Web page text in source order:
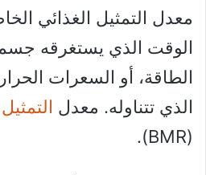
معدل التمثيل الغذائي
الوقت الذي يستغرقه
الطاقة، أو السعرات
الذي تتناوله. معدل
(BMR).